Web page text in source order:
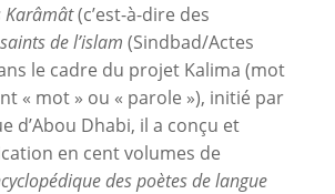
Karâmât(c’est-à-dire des
de l’islam (Sindbad/Actes
le cadre du projet Kalima (mot
« mot » ou « parole »), initié par
d’Abou Dhabi, il a conçu et
en cent volumes de
des poètes de langue